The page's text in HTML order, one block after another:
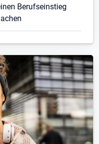
Berufseinstieg